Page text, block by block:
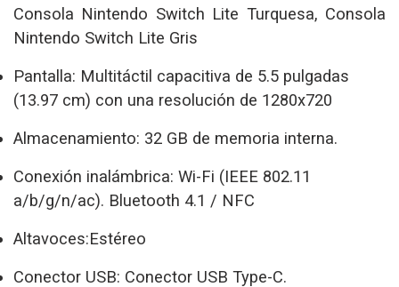
Consola Nintendo Switch Lite Turquesa, Consola
Nintendo Switch Lite Gris
Pantalla: Multitáctil capacitiva de 5.5 pulgadas
(13.97 cm) con una resolución de 1280x720
Almacenamiento: 32 GB de memoria interna.
Conexión inalámbrica: Wi-Fi (IEEE 802.11
a/b/g/n/ac). Bluetooth 4.1 / NFC
Altavoces:Estéreo
Conector USB: Conector USB Type-C.